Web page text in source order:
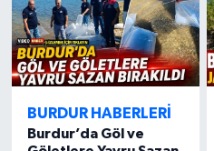
BURDUR HABERLERİ
Burdur’da Göl ve